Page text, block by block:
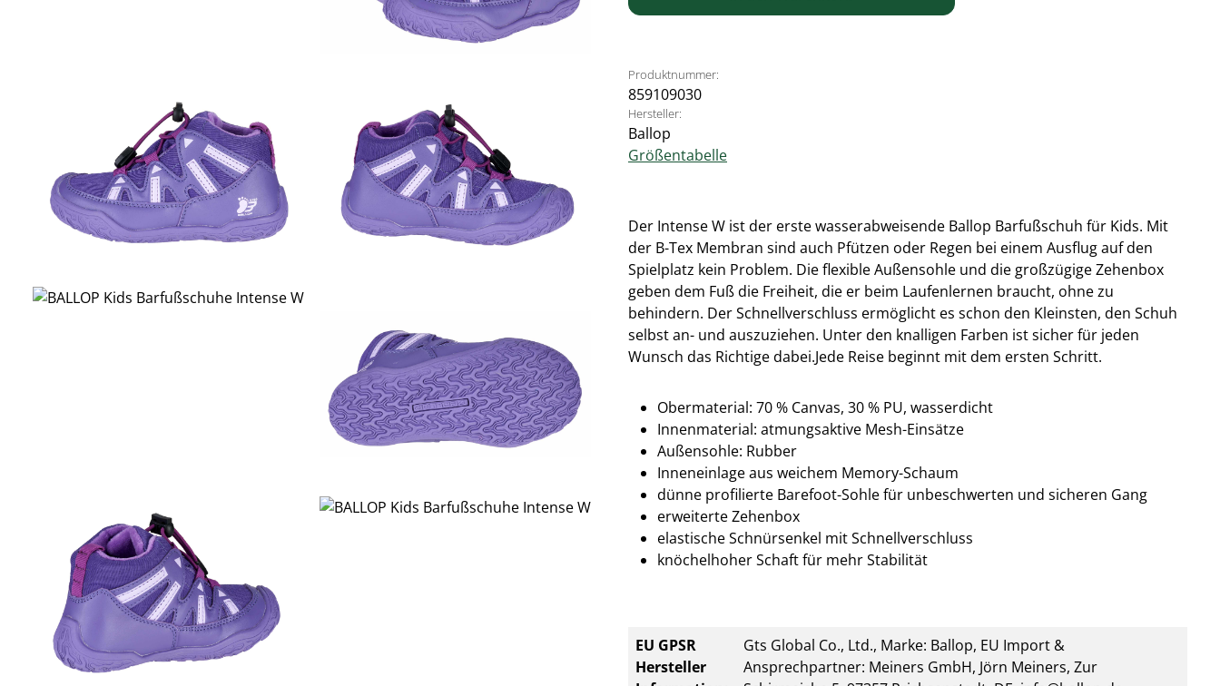
Produktnummer:
859109030
Hersteller:
Ballop
Größentabelle
Der Intense W ist der erste wasserabweisende Ballop Barfußschuh für Kids. Mit
der B-Tex Membran sind auch Pfützen oder Regen bei einem Ausflug auf den
Spielplatz kein Problem. Die flexible Außensohle und die großzügige Zehenbox
geben dem Fuß die Freiheit, die er beim Laufenlernen braucht, ohne zu
behindern. Der Schnellverschluss ermöglicht es schon den Kleinsten, den Schuh
selbst an- und auszuziehen. Unter den knalligen Farben ist sicher für jeden
Wunsch das Richtige dabei.Jede Reise beginnt mit dem ersten Schritt.
Obermaterial: 70 % Canvas, 30 % PU, wasserdicht
Innenmaterial: atmungsaktive Mesh-Einsätze
Außensohle: Rubber
Inneneinlage aus weichem Memory-Schaum
dünne profilierte Barefoot-Sohle für unbeschwerten und sicheren Gang
erweiterte Zehenbox
elastische Schnürsenkel mit Schnellverschluss
knöchelhoher Schaft für mehr Stabilität
EU GPSR
Hersteller
Gts Global Co., Ltd., Marke: Ballop, EU Import &
Ansprechpartner: Meiners GmbH, Jörn Meiners, Zur